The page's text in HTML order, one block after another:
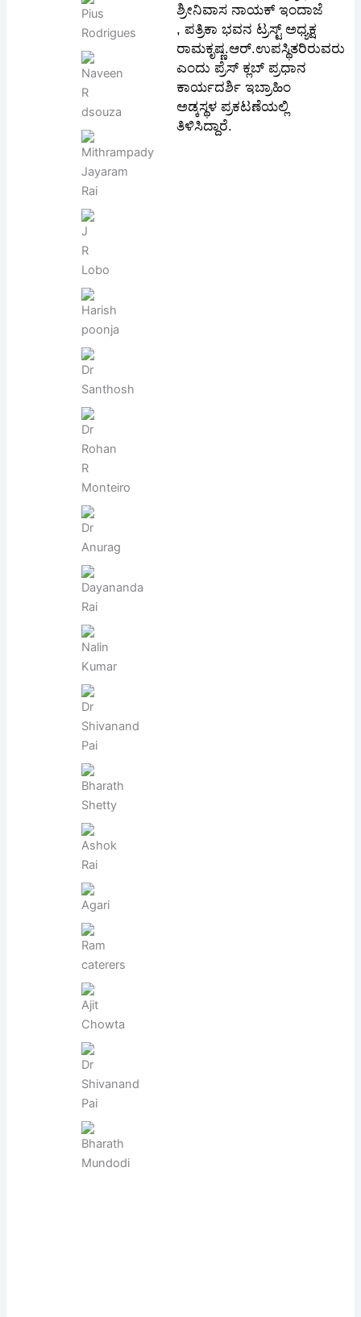
ಶ್ರೀನಿವಾಸ ನಾಯಕ್ ಇಂದಾಜೆ
, ಪತ್ರಿಕಾ ಭವನ ಟ್ರಸ್ಟ್ ಅಧ್ಯಕ್ಷ
ರಾಮಕೃಷ್ಣ.ಆರ್.ಉಪಸ್ಥಿತರಿರುವರು
ಎಂದು ಪ್ರೆಸ್ ಕ್ಲಬ್ ಪ್ರಧಾನ
ಕಾರ್ಯದರ್ಶಿ ಇಬ್ರಾಹಿಂ
ಅಡ್ಕಸ್ಥಳ ಪ್ರಕಟಣೆಯಲ್ಲಿ
ತಿಳಿಸಿದ್ದಾರೆ.